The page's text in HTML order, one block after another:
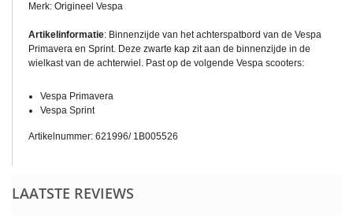
Merk: Origineel Vespa
Artikelinformatie: Binnenzijde van het achterspatbord van de Vespa
Primavera en Sprint. Deze zwarte kap zit aan de binnenzijde in de
wielkast van de achterwiel. Past op de volgende Vespa scooters:
Vespa Primavera
Vespa Sprint
Artikelnummer: 621996/1B005526
LAATSTE REVIEWS